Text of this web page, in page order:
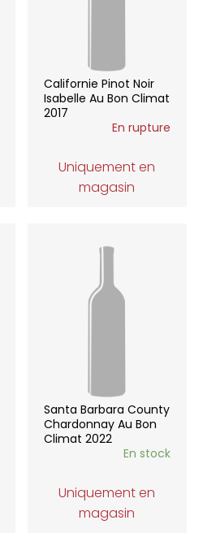
Californie Pinot Noir
Isabelle Au Bon Climat
2017
En rupture
Uniquement en
magasin
Santa Barbara County
Chardonnay Au Bon
Climat 2022
En stock
Uniquement en
magasin